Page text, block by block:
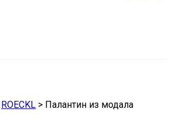
ROECKL > Палантин из модала